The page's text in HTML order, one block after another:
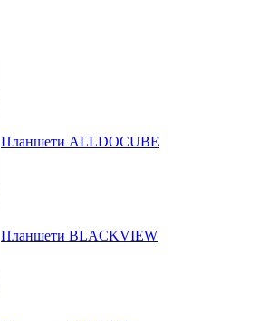
Планшети ALLDOCUBE
Планшети BLACKVIEW